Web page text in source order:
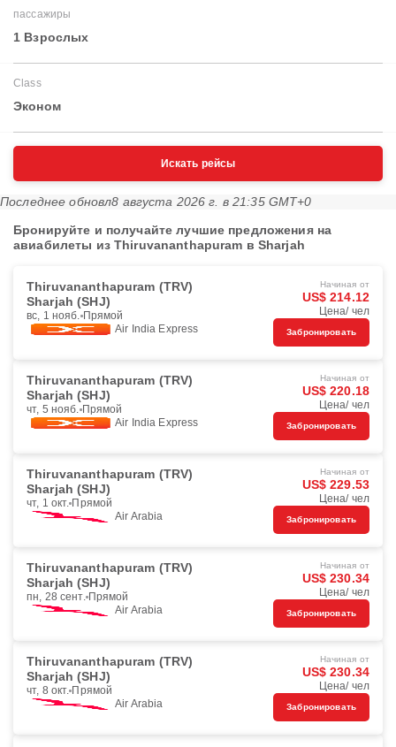
пассажиры
1 Взрослых
Class
Эконом
Искать рейсы
Последнее обновл8 августа 2026 г. в 21:35 GMT+0
Бронируйте и получайте лучшие предложения на
авиабилеты из Thiruvananthapuram в Sharjah
Thiruvananthapuram (TRV)
Sharjah (SHJ)
вс, 1 нояб. Прямой
Air India Express
Начиная от
US$ 214.12
Цена/ чел
Забронировать
Thiruvananthapuram (TRV)
Sharjah (SHJ)
чт, 5 нояб. Прямой
Air India Express
Начиная от
US$ 220.18
Цена/ чел
Забронировать
Thiruvananthapuram (TRV)
Sharjah (SHJ)
чт, 1 окт. Прямой
Air Arabia
Начиная от
US$ 229.53
Цена/ чел
Забронировать
Thiruvananthapuram (TRV)
Sharjah (SHJ)
пн, 28 сент. Прямой
Air Arabia
Начиная от
US$ 230.34
Цена/ чел
Забронировать
Thiruvananthapuram (TRV)
Sharjah (SHJ)
чт, 8 окт. Прямой
Air Arabia
Начиная от
US$ 230.34
Цена/ чел
Забронировать